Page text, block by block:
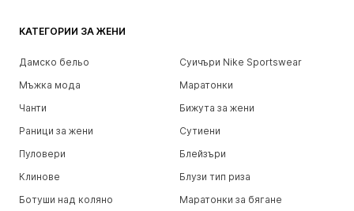
КАТЕГОРИИ ЗА ЖЕНИ
Дамско бельо
Суичъри Nike Sportswear
Мъжка мода
Маратонки
Чанти
Бижута за жени
Раници за жени
Сутиени
Пуловери
Блейзъри
Клинове
Блузи тип риза
Ботуши над коляно
Маратонки за бягане